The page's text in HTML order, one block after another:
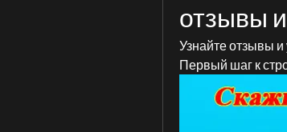
отзывы
Узнайте отзывы и
Первый шаг к